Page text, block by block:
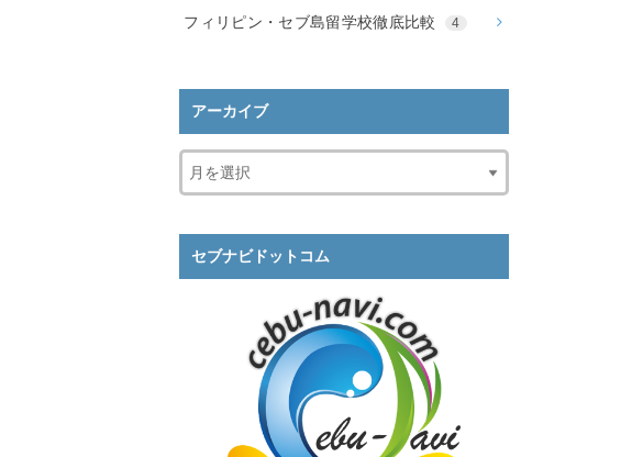
フィリピン・セブ島留学校徹底比較 4
アーカイブ
セブナビドットコム